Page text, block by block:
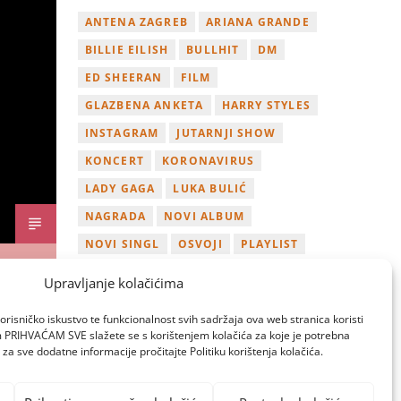
Upravljanje kolačićima
iskustvo te funkcionalnost svih sadržaja ova web stranica koristi
SVE slažete se s korištenjem kolačića za koje je potrebna
sve dodatne informacije pročitajte Politiku korištenja kolačića.
ANTENA ZAGREB
ARIANA GRANDE
BILLIE EILISH
BULLHIT
DM
ED SHEERAN
FILM
GLAZBENA ANKETA
HARRY STYLES
INSTAGRAM
JUTARNJI SHOW
KONCERT
KORONAVIRUS
LADY GAGA
LUKA BULIĆ
NAGRADA
NOVI ALBUM
NOVI SINGL
OSVOJI
PLAYLIST
ZAGREB